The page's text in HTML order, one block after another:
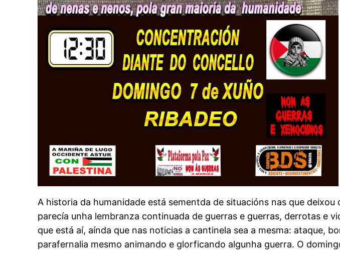
A historia da humanidade está sementda de situacións nas que deixou
parecía unha lembranza continuada de guerras e guerras, derrotas e
que está aí, aínda que nas noticias a cantinela sea a mesma: ataque,
parafernalia mesmo animando e glorficando algunha guerra. O